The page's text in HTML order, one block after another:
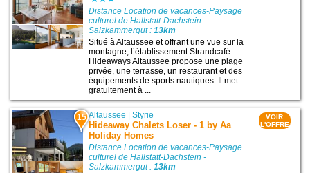
Distance Location de vacances-Paysage
culturel de Hallstatt-Dachstein -
Salzkammergut :13km
Situé à Altaussee et offrant une vue sur la
montagne, l’établissement Strandcafé
Hideaways Altaussee propose une plage
privée, une terrasse, un restaurant et des
équipements de sports nautiques. Il met
gratuitement à ...
15 Altaussee |Styrie
Hideaway Chalets Loser - 1 by Aa
Holiday Homes
Distance Location de vacances-Paysage
culturel de Hallstatt-Dachstein -
Salzkammergut :13km
VOIR
L'OFFRE